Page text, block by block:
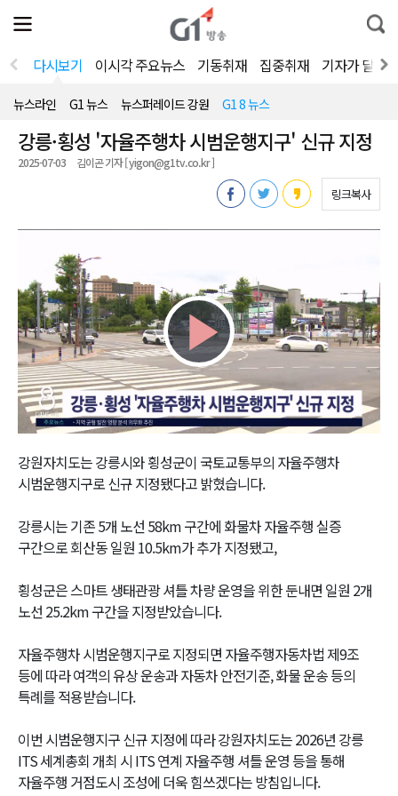
전
체
뉴
열
통
합
색
다시보기 이시각 주요뉴스 기동취재 집중취재 기자가 달려
뉴스라인 G1 뉴스 뉴스퍼레이드 강원 G1 8 뉴스
강릉·횡성 '자율주행차 시범운행지구' 신규 지정
2025-07-03 김이곤 기자 [ yigon@g1tv.co.kr ]
링크복사
Play
Video
강원자치도는 강릉시와 횡성군이 국토교통부의 자율주행차
시범운행지구로 신규 지정됐다고 밝혔습니다.
강릉시는 기존 5개 노선 58km 구간에 화물차 자율주행 실증
구간으로 회산동 일원 10.5km가 추가 지정됐고,
횡성군은 스마트 생태관광 셔틀 차량 운영을 위한 둔내면 일원 2개
노선 25.2km 구간을 지정받았습니다.
자율주행차 시범운행지구로 지정되면 자율주행자동차법 제9조
등에 따라 여객의 유상 운송과 자동차 안전기준, 화물 운송 등의
특례를 적용받습니다.
이번 시범운행지구 신규 지정에 따라 강원자치도는 2026년 강릉
ITS 세계총회 개최 시 ITS 연계 자율주행 셔틀 운영 등을 통해
자율주행 거점도시 조성에 더욱 힘쓰겠다는 방침입니다.